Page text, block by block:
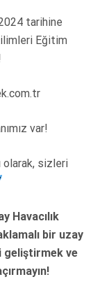
tarihine
Eğitim
var!
olarak, sizleri
Havacılık
bir uzay
geliştirmek ve